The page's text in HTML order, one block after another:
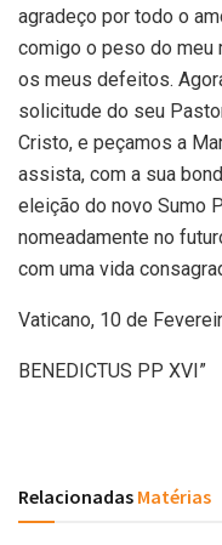
agradeço por todo o
comigo o peso do meu
os meus defeitos.
solicitude do seu
Cristo, e peçamos a
assista, com a sua
eleição do novo Sumo
nomeadamente no
com uma vida
Vaticano, 10 de
BENEDICTUS PP XVI”
Relacionadas Matérias